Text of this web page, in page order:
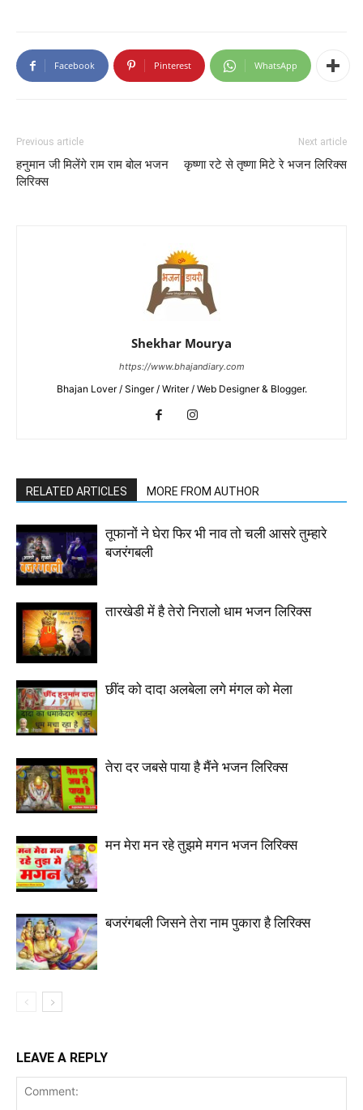
Facebook Pinterest WhatsApp
Previous article
हनुमान जी मिलेंगे राम राम बोल भजन
लिरिक्स
Next article
कृष्णा रटे से तृष्णा मिटे रे भजन लिरिक्स
Shekhar Mourya
https://www.bhajandiary.com
Bhajan Lover / Singer / Writer / Web Designer & Blogger.
RELATED ARTICLES MORE FROM AUTHOR
तूफानों ने घेरा फिर भी नाव तो चली आसरे तुम्हारे
बजरंगबली
तारखेडी में है तेरो निरालो धाम भजन लिरिक्स
छींद को दादा अलबेला लगे मंगल को मेला
तेरा दर जबसे पाया है मैंने भजन लिरिक्स
मन मेरा मन रहे तुझमे मगन भजन लिरिक्स
बजरंगबली जिसने तेरा नाम पुकारा है लिरिक्स
LEAVE A REPLY